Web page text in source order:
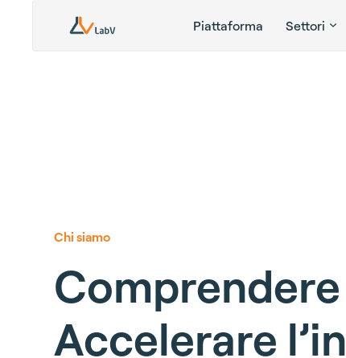
Piattaforma Settori
Chi siamo
Comprendere
Accelerare l’in